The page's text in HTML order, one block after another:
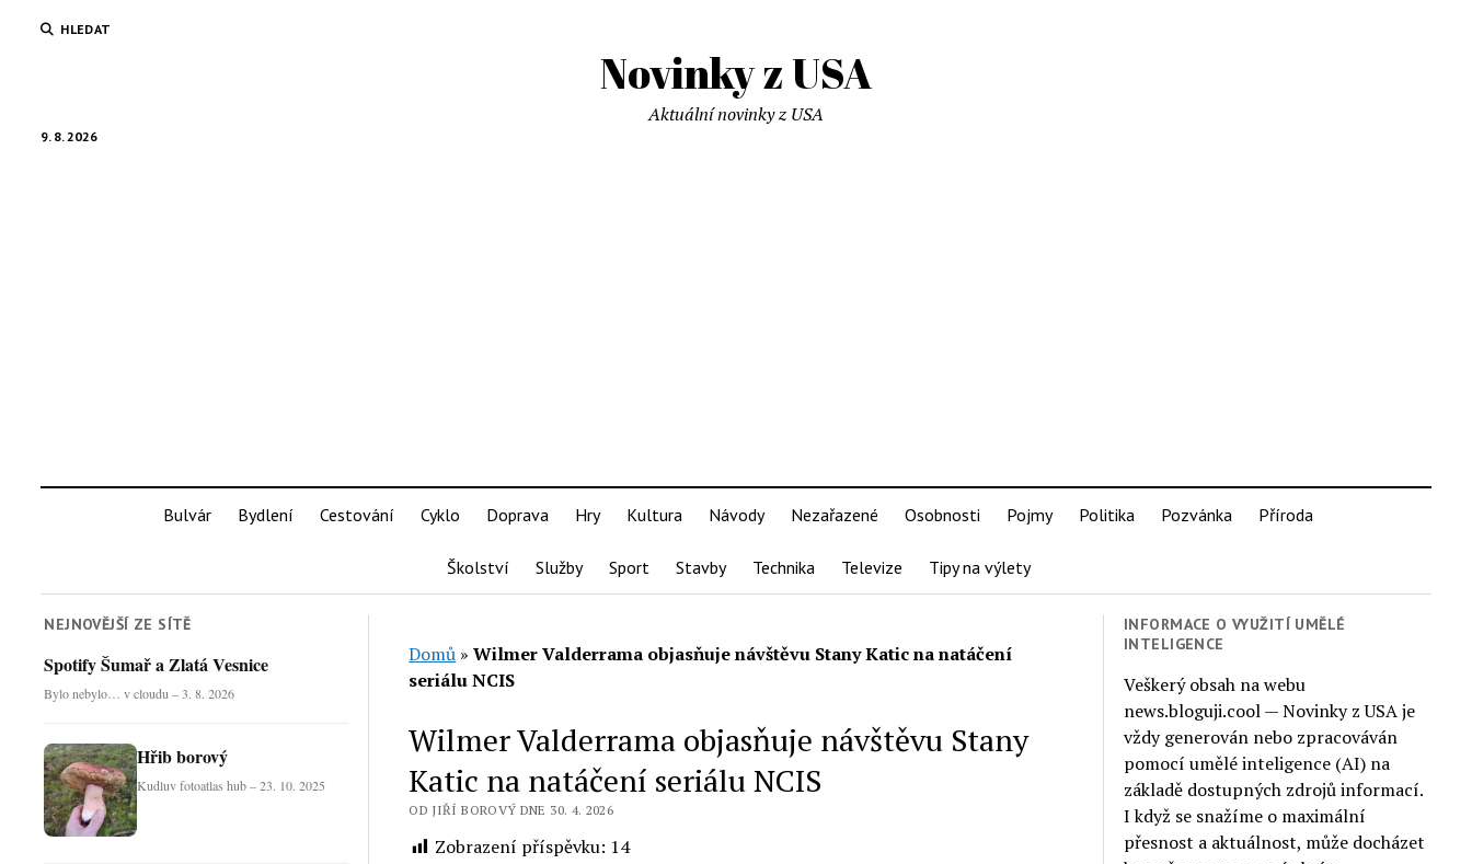
HLEDAT
Novinky z USA
9. 8. 2026
Aktuální novinky z USA
Bulvár Bydlení Cestování Cyklo Doprava Hry Kultura Návody Nezařazené Osobnosti Pojmy Politika Pozvánka Příroda
Školství Služby Sport Stavby Technika Televize Tipy na výlety
NEJNOVĚJŠÍ ZE SÍTĚ
Spotify Šumař a Zlatá Vesnice
Bylo nebylo… v cloudu – 3. 8. 2026
Hřib borový
Kudluv fotoatlas hub – 23. 10. 2025
Domů »Wilmer Valderrama objasňuje návštěvu Stany Katic na natáčení
seriálu NCIS
Wilmer Valderrama objasňuje návštěvu Stany
Katic na natáčení seriálu NCIS
OD JIŘÍ BOROVÝ DNE 30. 4. 2026
Zobrazení příspěvku: 14
INFORMACE O VYUŽITÍ UMĚLÉ
INTELIGENCE
Veškerý obsah na webu
news.bloguji.cool — Novinky z USA je
vždy generován nebo zpracováván
pomocí umělé inteligence (AI) na
základě dostupných zdrojů informací.
I když se snažíme o maximální
přesnost a aktuálnost, může docházet